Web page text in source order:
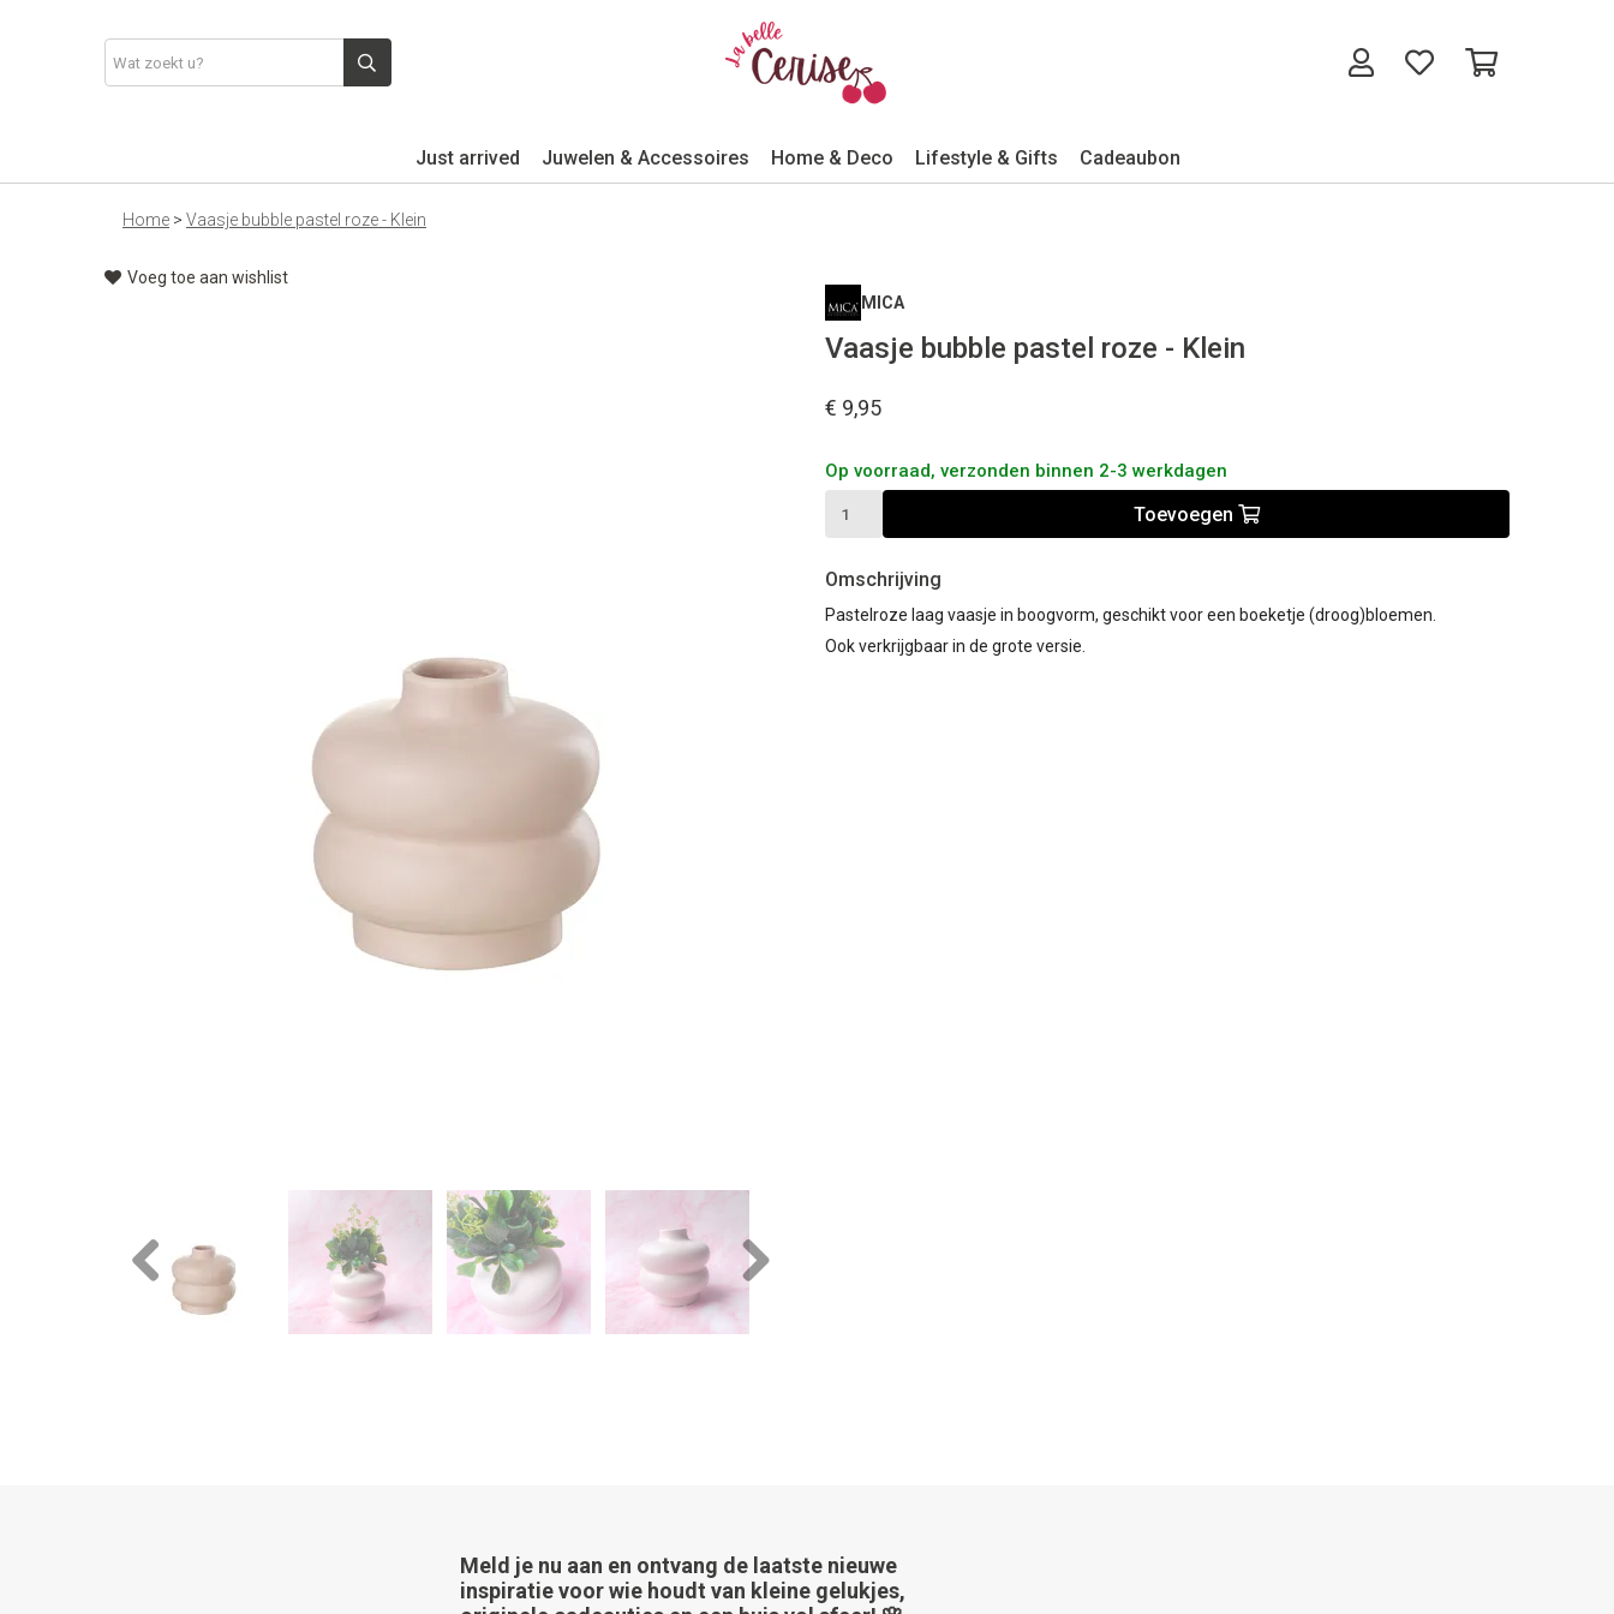
Just arrived Juwelen & Accessoires Home & Deco Lifestyle & Gifts Cadeaubon
Home > Vaasje bubble pastel roze - Klein
Voeg toe aan wishlist
Previous
MICA
Vaasje bubble pastel roze - Klein
€ 9,95
Op voorraad, verzonden binnen 2-3 werkdagen
Toevoegen
Omschrijving
Pastelroze laag vaasje in boogvorm, geschikt voor een boeketje (droog)bloemen.
Ook verkrijgbaar in de grote versie.
Meld je nu aan en ontvang de laatste nieuwe
inspiratie voor wie houdt van kleine gelukjes,